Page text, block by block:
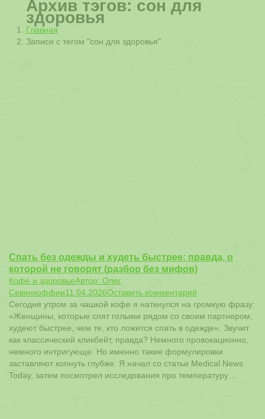
Архив тэгов: сон для
здоровья
Вы здесь:
Главная
Записи с тегом "сон для здоровья"
Спать без одежды и худеть быстрее: правда, о
которой не говорят (разбор без мифов)
Кофе и здоровьеАвтор: Олег
Севенкоффии11.04.2026Оставить комментарий
Сегодня утром за чашкой кофе я наткнулся на громкую фразу:
«Женщины, которые спят голыми рядом со своим партнером,
худеют быстрее, чем те, кто ложится спать в одежде». Звучит
как классический кликбейт, правда? Немного провокационно,
немного интригующе. Но именно такие формулировки
заставляют копнуть глубже. Я начал со статьи Medical News
Today, затем посмотрел исследования про температуру…